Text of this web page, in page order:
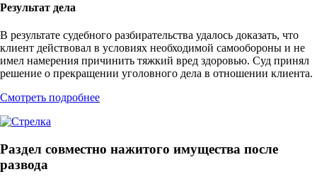
Результат дела
В результате судебного разбирательства удалось доказать, что
клиент действовал в условиях необходимой самообороны и не
имел намерения причинить тяжкий вред здоровью. Суд принял
решение о прекращении уголовного дела в отношении клиента.
Смотреть подробнее
Раздел совместно нажитого имущества после
развода